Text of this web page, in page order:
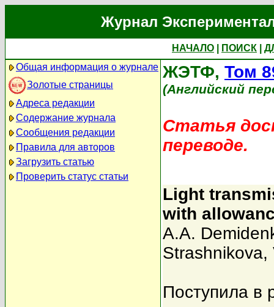
Журнал
НАЧАЛО ПОИСК
Общая информация о журнале
Золотые страницы
Адреса редакции
Содержание журнала
Сообщения редакции
Правила для авторов
Загрузить статью
Проверить статус статьи
ЖЭТФ, Том
(Английский
Статья
переводе.
Light
with
A.A.
Strashnikova,
Поступила в